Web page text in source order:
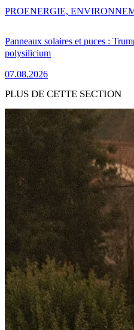
Panneaux solaires et puces :
polysilicium
07.08.2026
PROENERGIE,
PLUS DE CETTE SECTION